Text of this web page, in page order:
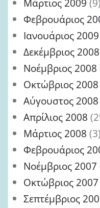
Μάρτιος 2009 (9)
Φεβρουάριος
Ιανουάριος 2009
Δεκέμβριος 2008
Νοέμβριος 2008
Οκτώβριος 2008
Αύγουστος 2008
Απρίλιος 2008
Μάρτιος 2008 (3)
Φεβρουάριος
Νοέμβριος 2007
Οκτώβριος 2007
Σεπτέμβριος